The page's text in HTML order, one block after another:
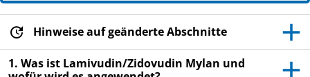
Dieses Arzneimittel wurde Ihnen persönlich
verschrieben. Geben Sie es nicht an Dritte weiter.
Es kann anderen Menschen schaden, auch wenn
diese die gleichen Beschwerden haben wie Sie.
Hinweise auf geänderte Abschnitte
1. Was ist Lamivudin/Zidovudin Mylan und